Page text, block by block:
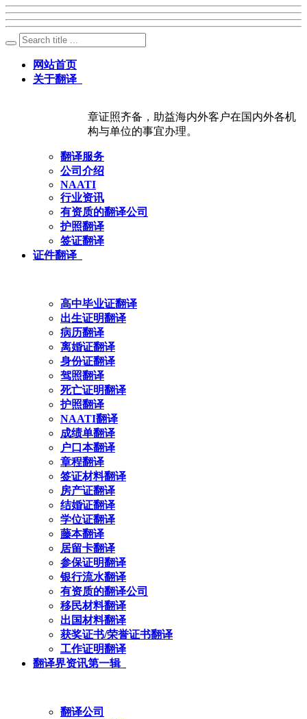
网站首页
关于翻译
章证照齐备，助益海内外客户在国内外各机
构与单位的事宜办理。
翻译服务
公司介绍
NAATI
行业资讯
有资质的翻译公司
护照翻译
签证翻译
证件翻译
高中毕业证翻译
出生证明翻译
病历翻译
离婚证翻译
身份证翻译
驾照翻译
死亡证明翻译
护照翻译
NAATI翻译
成绩单翻译
户口本翻译
章程翻译
签证材料翻译
房产证翻译
结婚证翻译
学位证翻译
藤本翻译
居留卡翻译
参保证明翻译
银行流水翻译
有资质的翻译公司
移民材料翻译
出国材料翻译
获奖证书/荣誉证书翻译
工作证明翻译
翻译界资讯第一辑
翻译公司